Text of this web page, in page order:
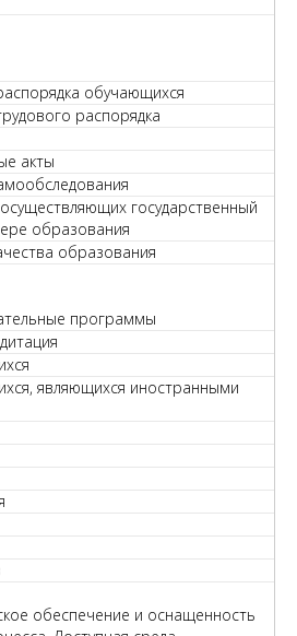
обучающихся
распорядка
акты
государственный
образования
образования
программы
являющихся иностранными
обеспечение и оснащенность